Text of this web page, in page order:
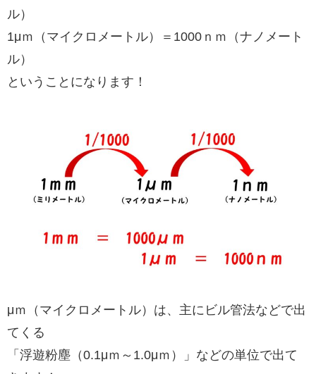
ル）
1μｍ（マイクロメートル）＝1000ｎｍ（ナノメート
ル）
ということになります！
μｍ（マイクロメートル）は、主にビル管法などで出
てくる
「浮遊粉塵（0.1μｍ～1.0μｍ）」などの単位で出て